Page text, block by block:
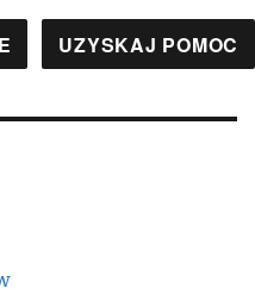
UZYSKAJ POMOC